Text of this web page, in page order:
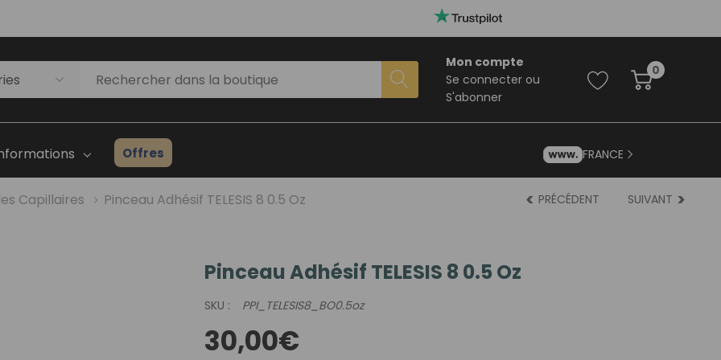
Mon compte
Se connecter ou
S'abonner
0
Offres FRANCE
Capillaires Pinceau Adhésif TELESIS 8 0.5 Oz PRÉCÉDENT SUIVANT
Pinceau Adhésif TELESIS 8 0.5 Oz
SKU : PPI_TELESIS8_BO0.5oz
30,00€